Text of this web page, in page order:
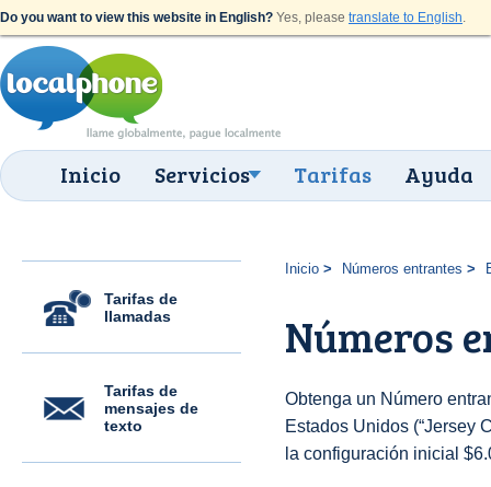
Do you want to view this website in English? Yes, please translate to English.
Inicio Servicios Tarifas Ayuda
Tarifas de
llamadas
Tarifas de
mensajes de
texto
Inicio Números entrantes
Números
Obtenga un Número
Estados Unidos (“Jersey
la configuración inicial